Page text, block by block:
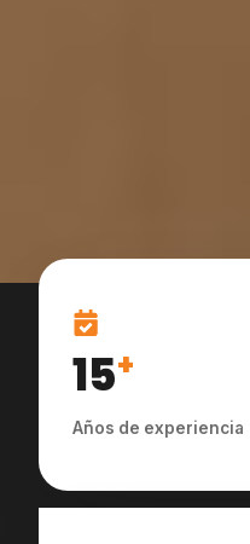
15+
Años de experiencia